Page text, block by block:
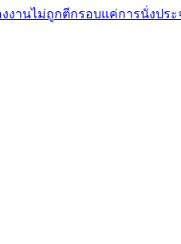
งานไม่ถูกตีกรอบแค่การนั่งป